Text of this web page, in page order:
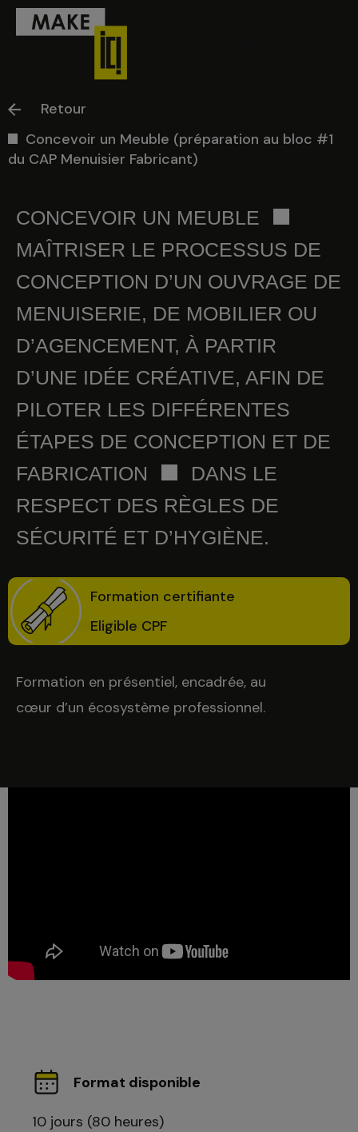
Aller
au
contenu
Retour
Concevoir un Meuble (préparation au bloc #1
du CAP Menuisier Fabricant)
CONCEVOIR UN MEUBLE
MAÎTRISER LE PROCESSUS DE
CONCEPTION D’UN OUVRAGE DE
MENUISERIE, DE MOBILIER OU
D’AGENCEMENT, À PARTIR
D’UNE IDÉE CRÉATIVE, AFIN DE
PILOTER LES DIFFÉRENTES
ÉTAPES DE CONCEPTION ET DE
FABRICATION
DANS LE
RESPECT DES RÈGLES DE
SÉCURITÉ ET D’HYGIÈNE.
Formation certifiante
Eligible CPF
Formation en présentiel, encadrée, au
cœur d’un écosystème professionnel.
Format disponible
10 jours (80 heures)
trouverez une liste
de créneaux
d’information en
ligne.